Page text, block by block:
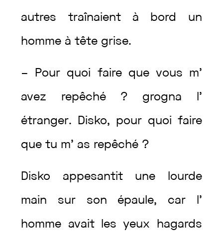
autres traînaient à bord un
homme àtête grise.
– Pour quoi faire que vous m’
avez repêché ? grogna l’
étranger. Disko, pour quoi faire
quetu m’ as repêché ?
Disko appesantit une lourde
main sur son épaule, car l’
homme avait lesyeux hagards